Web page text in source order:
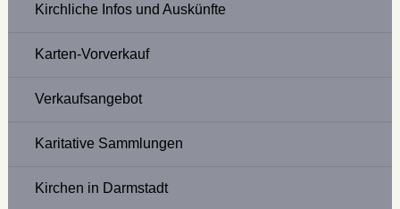
Kirchliche Infos und Auskünfte
Karten-Vorverkauf
Verkaufsangebot
Karitative Sammlungen
Kirchen in Darmstadt